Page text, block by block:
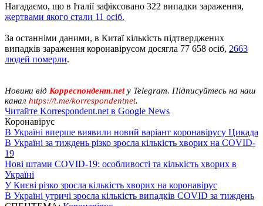
Нагадаємо, що в Італії зафіксовано 322 випадки зараження,
жертвами якого стали 11 осіб.
За останніми даними, в Китаї кількість підтверджених
випадків зараження коронавірусом досягла 77 658 осіб, 2663
людей померли.
Новини від Корреспондент.net у Telegram. Підписуйтесь на наш
канал https://t.me/korrespondentnet.
Читайте Korrespondent.net в Google News
Коронавірус
В Україні вперше виявили новий варіант коронавірусу Цикада
В Україні за тиждень різко зросла кількість хворих на COVID-
19
Нові штами COVID-19: особливості та кількість хворих в
Україні
У Києві різко зросла кількість хворих на коронавірус
В Україні утричі зросла кількість випадків COVID за тиждень